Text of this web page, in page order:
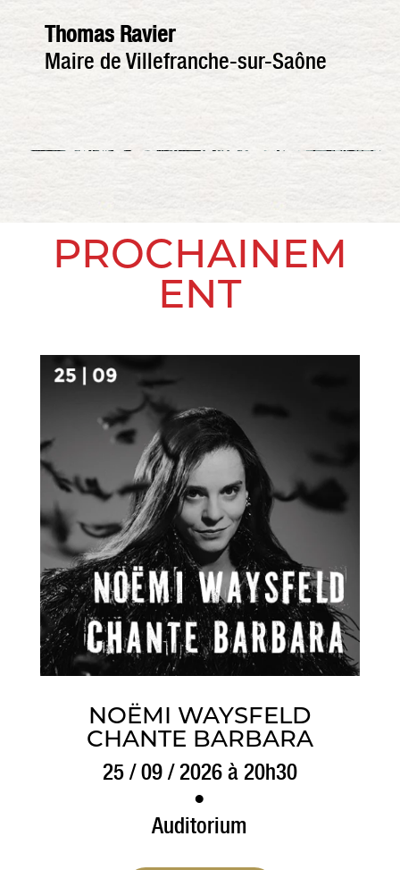
Thomas Ravier
Maire de Villefranche-sur-Saône
PROCHAINEM
ENT
NOËMI WAYSFELD
CHANTE BARBARA
25 / 09 / 2026 à 20h30
•
Auditorium